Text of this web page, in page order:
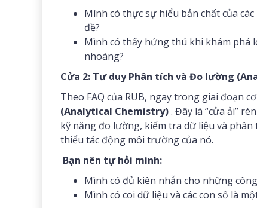
Mình có thực sự hiểu bản chất của
đề?
Mình có thấy hứng thú khi khám phá
nhoáng?
Cửa 2: Tư duy Phân tích và Đo lường
Theo FAQ của RUB, ngay trong giai đoạn
(Analytical Chemistry). Đây là “cửa ải”
kỹ năng đo lường, kiểm tra dữ liệu và
thiểu tác động môi trường của nó.
Bạn nên tự hỏi mình:
Mình có đủ kiên nhẫn cho những
Mình có coi dữ liệu và các con số là